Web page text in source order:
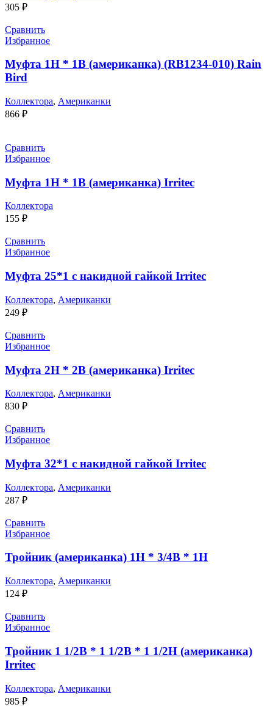
305 ₽
Сравнить
Избранное
Муфта 1Н * 1В (американка) (RB1234-010) Rain
Bird
Коллектора, Американки
866 ₽
Сравнить
Избранное
Муфта 1Н * 1В (американка) Irritec
Коллектора
155 ₽
Сравнить
Избранное
Муфта 25*1 с накидной гайкой Irritec
Коллектора, Американки
249 ₽
Сравнить
Избранное
Муфта 2Н * 2В (американка) Irritec
Коллектора, Американки
830 ₽
Сравнить
Избранное
Муфта 32*1 с накидной гайкой Irritec
Коллектора, Американки
287 ₽
Сравнить
Избранное
Тройник (американка) 1Н * 3/4В * 1Н
Коллектора, Американки
124 ₽
Сравнить
Избранное
Тройник 1 1/2В * 1 1/2В * 1 1/2Н (американка)
Irritec
Коллектора, Американки
985 ₽